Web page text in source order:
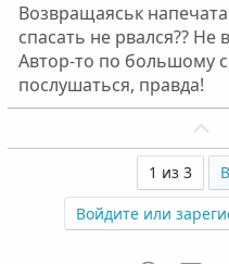
г
Возвращаяськ
спасать не рвался?? Не
Автор-то по большому
послушаться, правда!
з
т
1 из 3
Войдите или